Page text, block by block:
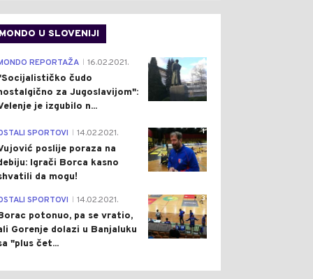
MONDO U SLOVENIJI
4
REPORTAŽA 16.02.2021.
čudo
za Jugoslavijom":
je izgubilo n...
1
SPORTOVI 14.02.2021.
poslije poraza na
Igrači Borca kasno
da mogu!
3
SPORTOVI 14.02.2021.
potonuo, pa se vratio,
Gorenje dolazi u Banjaluku
"plus čet...